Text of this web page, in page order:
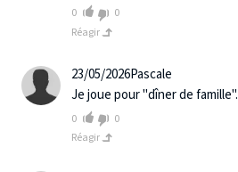
0
0
Réagir
23/05/2026Pascale
Je joue pour "dîner de famille".
0
0
Réagir